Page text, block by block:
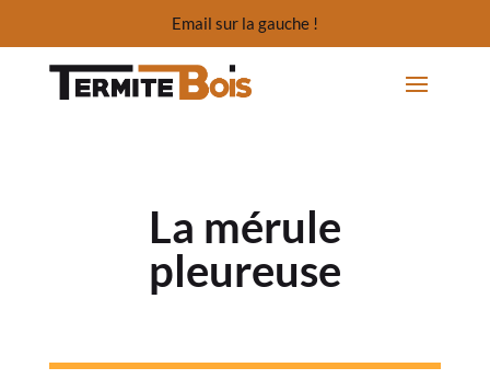
Email sur la gauche !
La mérule
pleureuse